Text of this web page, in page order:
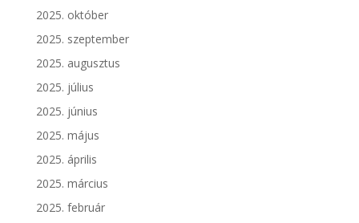
2025. október
2025. szeptember
2025. augusztus
2025. július
2025. június
2025. május
2025. április
2025. március
2025. február